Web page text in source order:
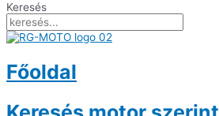
Keresés
Főoldal